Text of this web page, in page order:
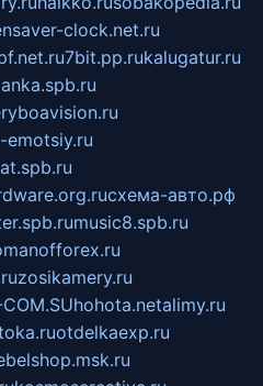
clock.net.ru
7bit.pp.rukalugatur.ru
emotsiy.ru
схема-авто.рф
music8.spb.ru
zosikamery.ru
hohota.netalimy.ru
otdelkaexp.ru